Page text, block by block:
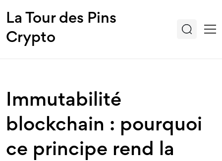
La Tour des Pins
Crypto
Immutabilité
blockchain : pourquoi
ce principe rend la